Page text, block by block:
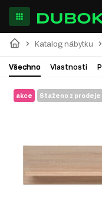
Katalog nábytku
Všechno Vlastnosti
akce Staženo z prodeje